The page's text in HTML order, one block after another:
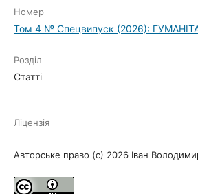
Номер
Том 4 № Спецвипуск (2026):
Розділ
Статті
Ліцензія
Авторське право (c) 2026 Іван